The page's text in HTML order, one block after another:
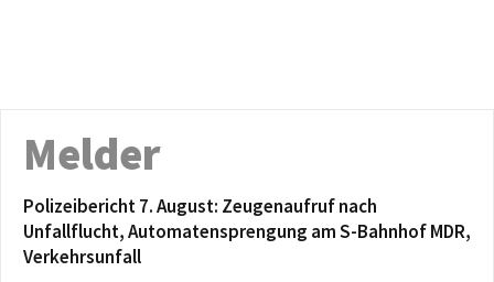
Melder
Polizeibericht 7. August: Zeugenaufruf nach
Unfallflucht, Automatensprengung am S-Bahnhof MDR,
Verkehrsunfall